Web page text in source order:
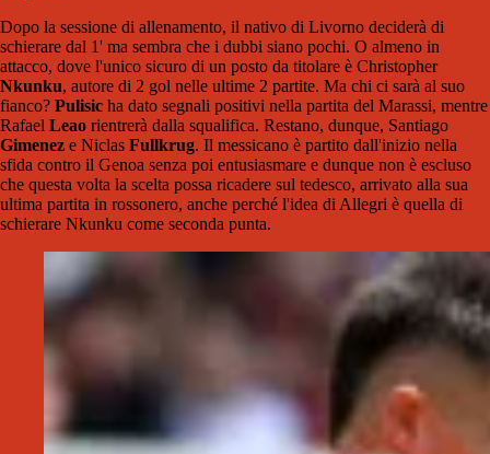
Dopo la sessione di allenamento, il nativo di Livorno deciderà di
schierare dal 1' ma sembra che i dubbi siano pochi. O almeno in
attacco, dove l'unico sicuro di un posto da titolare è Christopher
Nkunku, autore di 2 gol nelle ultime 2 partite. Ma chi ci sarà al suo
fianco? Pulisic ha dato segnali positivi nella partita del Marassi, mentre
Rafael Leao rientrerà dalla squalifica. Restano, dunque, Santiago
Gimenez e Niclas Fullkrug. Il messicano è partito dall'inizio nella
sfida contro il Genoa senza poi entusiasmare e dunque non è escluso
che questa volta la scelta possa ricadere sul tedesco, arrivato alla sua
ultima partita in rossonero, anche perché l'idea di Allegri è quella di
schierare Nkunku come seconda punta.